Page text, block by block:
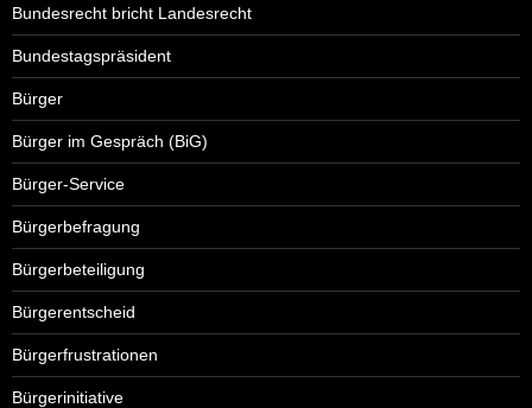
Bundesrecht bricht Landesrecht
Bundestagspräsident
Bürger
Bürger im Gespräch (BiG)
Bürger-Service
Bürgerbefragung
Bürgerbeteiligung
Bürgerentscheid
Bürgerfrustrationen
Bürgerinitiative